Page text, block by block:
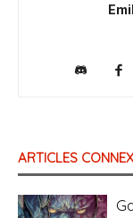
ARTICLES